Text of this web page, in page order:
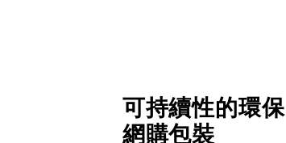
可持續性的環保
網購包裝